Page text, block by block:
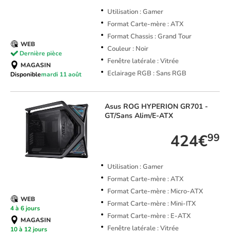
Utilisation : Gamer
Format Carte-mère : ATX
Format Chassis : Grand Tour
Couleur : Noir
Fenêtre latérale : Vitrée
Eclairage RGB : Sans RGB
WEB
Dernière pièce
MAGASIN
Disponiblemardi 11 août
Asus ROG HYPERION GR701 -
GT/Sans Alim/E-ATX
424€99
Utilisation : Gamer
Format Carte-mère : ATX
Format Carte-mère : Micro-ATX
Format Carte-mère : Mini-ITX
Format Carte-mère : E-ATX
Fenêtre latérale : Vitrée
WEB
4 à 6 jours
MAGASIN
10 à 12 jours